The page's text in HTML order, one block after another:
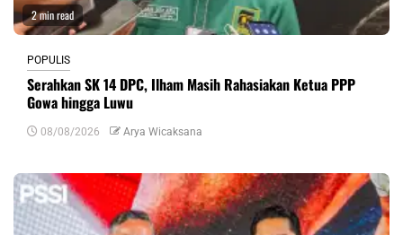
2 min read
POPULIS
Serahkan SK 14 DPC, Ilham Masih Rahasiakan Ketua PPP
Gowa hingga Luwu
08/08/2026 Arya Wicaksana